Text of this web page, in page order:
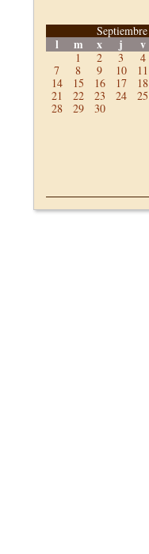
Septiembre
l m x j v
1 2 3 4
7
8 9 10 11
14
15 16 17 18
21
22 23 24 25
28
29 30